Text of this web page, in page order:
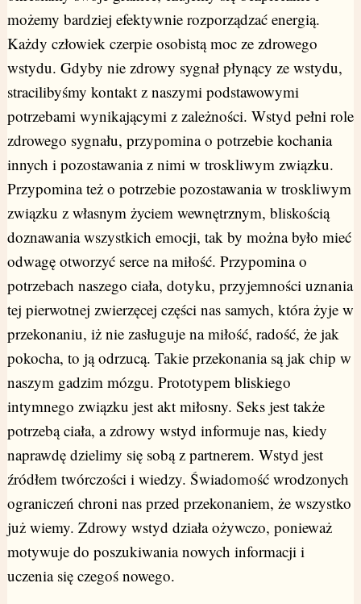
możemy bardziej efektywnie rozporządzać energią.
Każdy człowiek czerpie osobistą moc ze zdrowego
wstydu. Gdyby nie zdrowy sygnał płynący ze wstydu,
stracilibyśmy kontakt z naszymi podstawowymi
potrzebami wynikającymi z zależności. Wstyd pełni role
zdrowego sygnału, przypomina o potrzebie kochania
innych i pozostawania z nimi w troskliwym związku.
Przypomina też o potrzebie pozostawania w troskliwym
związku z własnym życiem wewnętrznym, bliskością
doznawania wszystkich emocji, tak by można było mieć
odwagę otworzyć serce na miłość. Przypomina o
potrzebach naszego ciała, dotyku, przyjemności uznania
tej pierwotnej zwierzęcej części nas samych, która żyje w
przekonaniu, iż nie zasługuje na miłość, radość, że jak
pokocha, to ją odrzucą. Takie przekonania są jak chip w
naszym gadzim mózgu. Prototypem bliskiego
intymnego związku jest akt miłosny. Seks jest także
potrzebą ciała, a zdrowy wstyd informuje nas, kiedy
naprawdę dzielimy się sobą z partnerem. Wstyd jest
źródłem twórczości i wiedzy. Świadomość wrodzonych
ograniczeń chroni nas przed przekonaniem, że wszystko
już wiemy. Zdrowy wstyd działa ożywczo, ponieważ
motywuje do poszukiwania nowych informacji i
uczenia się czegoś nowego.